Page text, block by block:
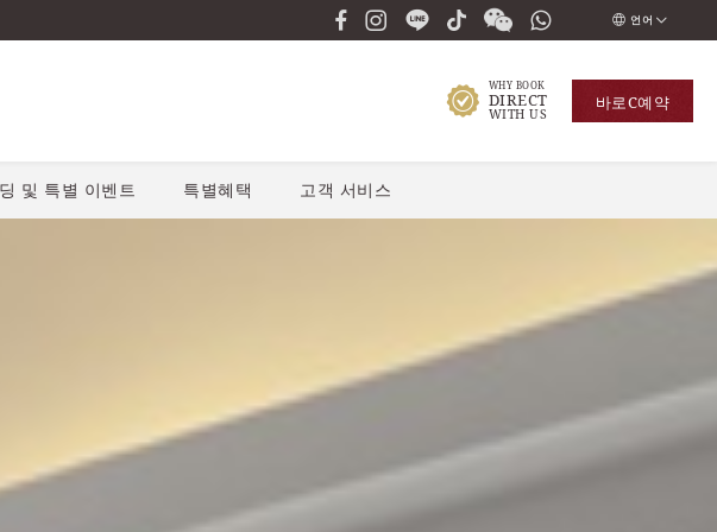
언어
ภาษาไทย
WHY BOOK
DIRECT
WITH US
바로С예약
및 특별 이벤트 특별혜택 고객 서비스